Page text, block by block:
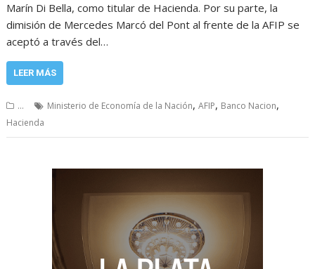
Marín Di Bella, como titular de Hacienda. Por su parte, la
dimisión de Mercedes Marcó del Pont al frente de la AFIP se
aceptó a través del…
LEER MÁS
... Ministerio de Economía de la Nación,AFIP, Banco Nacion,
Hacienda